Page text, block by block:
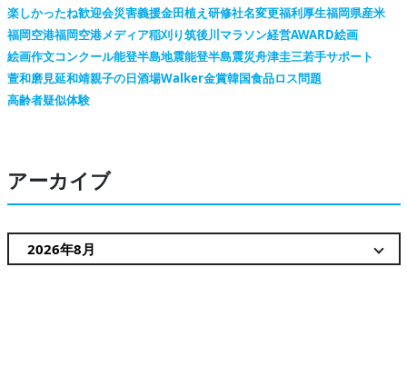
楽しかったね歓迎会災害義援金田植え研修社名変更福利厚生福岡県産米
福岡空港福岡空港メディア稲刈り筑後川マラソン経営AWARD絵画
絵画作文コンクール能登半島地震能登半島震災舟津圭三若手サポート
萱和磨見延和靖親子の日酒場Walker金賞韓国食品ロス問題
高齢者疑似体験
アーカイブ